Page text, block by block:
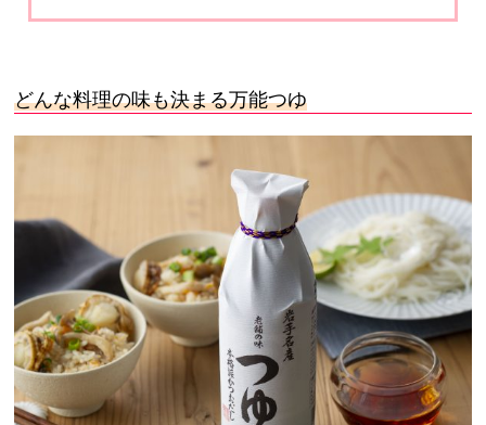
どんな料理の味も決まる万能つゆ